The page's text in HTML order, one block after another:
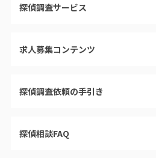
探偵調査サービス
求人募集コンテンツ
探偵調査依頼の手引き
探偵相談FAQ